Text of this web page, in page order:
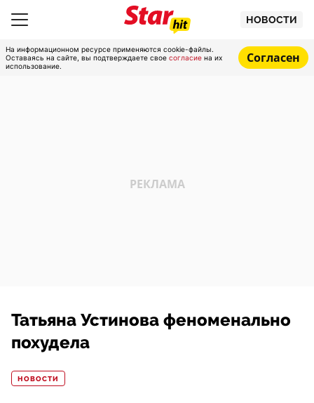
НОВОСТИ
На информационном ресурсе применяются cookie-файлы.
Оставаясь на сайте, вы подтверждаете свое согласие на их
использование.
Согласен
Татьяна Устинова феноменально
похудела
НОВОСТИ